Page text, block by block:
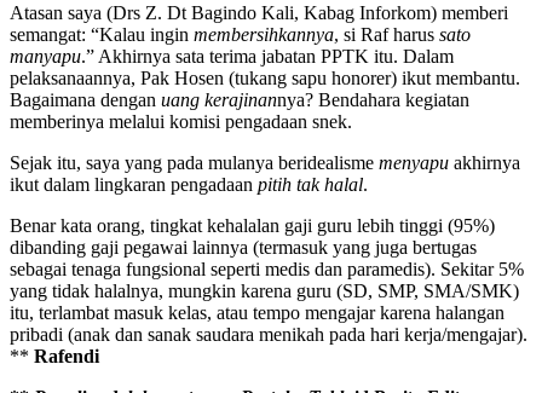
Atasan saya (Drs Z. Dt Bagindo Kali, Kabag Inforkom) memberi
semangat: “Kalau ingin membersihkannya, si Raf harus sato
manyapu.” Akhirnya sata terima jabatan PPTK itu. Dalam
pelaksanaannya, Pak Hosen (tukang sapu honorer) ikut membantu.
Bagaimana dengan uang kerajinannya? Bendahara kegiatan
memberinya melalui komisi pengadaan snek.
Sejak itu, saya yang pada mulanya beridealisme menyapu akhirnya
ikut dalam lingkaran pengadaan pitih tak halal.
Benar kata orang, tingkat kehalalan gaji guru lebih tinggi (95%)
dibanding gaji pegawai lainnya (termasuk yang juga bertugas
sebagai tenaga fungsional seperti medis dan paramedis). Sekitar 5%
yang tidak halalnya, mungkin karena guru (SD, SMP, SMA/SMK)
itu, terlambat masuk kelas, atau tempo mengajar karena halangan
pribadi (anak dan sanak saudara menikah pada hari kerja/mengajar).
** Rafendi